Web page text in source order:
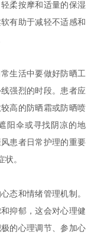
柔按摩和适量的保湿
有助于减轻不适感和
生活中要做好防晒工
强烈的时段。患者应
高的防晒霜或防晒喷
阳伞或寻找阴凉的地
患者日常护理的重要
。
和情绪管理机制。
抑郁，这会对心理健
的心理调节、参加心